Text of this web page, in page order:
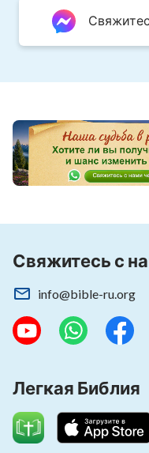
Свяжитесь с
info@bible-ru.org
Легкая Библия